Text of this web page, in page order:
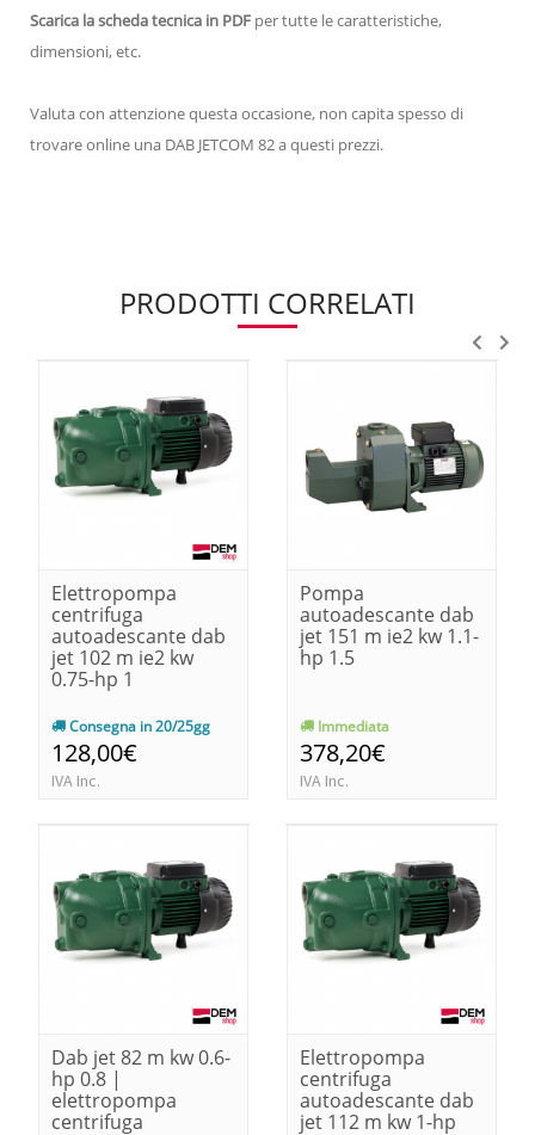
Scarica la scheda tecnica in PDF per tutte le caratteristiche,
dimensioni, etc.
Valuta con attenzione questa occasione, non capita spesso di
trovare online una DAB JETCOM 82 a questi prezzi.
PRODOTTI CORRELATI
Elettropompa
centrifuga
autoadescante dab
jet 102 m ie2 kw
0.75-hp 1
Consegna in 20/25gg
128,00€
IVA Inc.
Pompa
autoadescante dab
jet 151 m ie2 kw 1.1-
hp 1.5
Immediata
378,20€
IVA Inc.
Dab jet 82 m kw 0.6-
hp 0.8 |
elettropompa
centrifuga
Elettropompa
centrifuga
autoadescante dab
jet 112 m kw 1-hp